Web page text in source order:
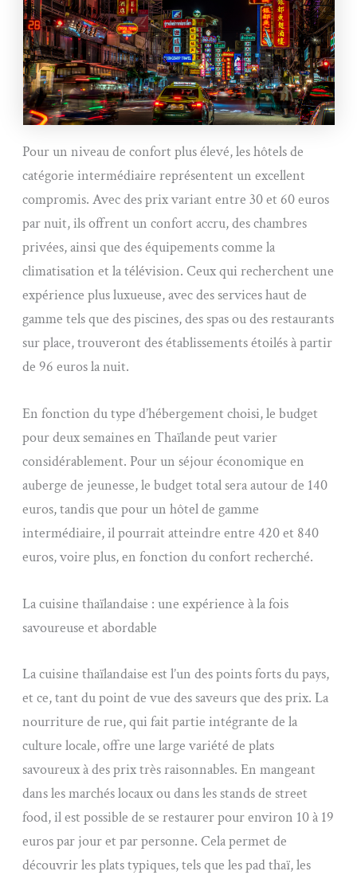
Pour un niveau de confort plus élevé, les hôtels de
catégorie intermédiaire représentent un excellent
compromis. Avec des prix variant entre 30 et 60 euros
par nuit, ils offrent un confort accru, des chambres
privées, ainsi que des équipements comme la
climatisation et la télévision. Ceux qui recherchent une
expérience plus luxueuse, avec des services haut de
gamme tels que des piscines, des spas ou des restaurants
sur place, trouveront des établissements étoilés à partir
de 96 euros la nuit.
En fonction du type d’hébergement choisi, le budget
pour deux semaines en Thaïlande peut varier
considérablement. Pour un séjour économique en
auberge de jeunesse, le budget total sera autour de 140
euros, tandis que pour un hôtel de gamme
intermédiaire, il pourrait atteindre entre 420 et 840
euros, voire plus, en fonction du confort recherché.
La cuisine thaïlandaise : une expérience à la fois
savoureuse et abordable
La cuisine thaïlandaise est l’un des points forts du pays,
et ce, tant du point de vue des saveurs que des prix. La
nourriture de rue, qui fait partie intégrante de la
culture locale, offre une large variété de plats
savoureux à des prix très raisonnables. En mangeant
dans les marchés locaux ou dans les stands de street
food, il est possible de se restaurer pour environ 10 à 19
euros par jour et par personne. Cela permet de
découvrir les plats typiques, tels que les pad thaï, les